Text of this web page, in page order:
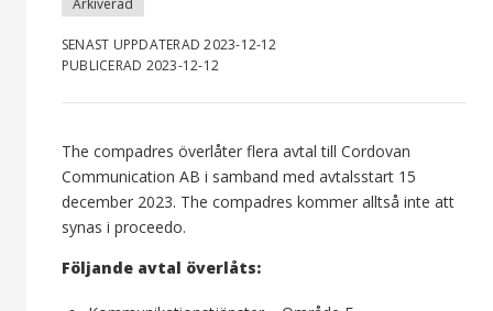
Arkiverad
SENAST UPPDATERAD 2023-12-12
PUBLICERAD 2023-12-12
The compadres överlåter flera avtal till Cordovan
Communication AB i samband med avtalsstart 15
december 2023. The compadres kommer alltså inte att
synas i proceedo.
Följande avtal överlåts: